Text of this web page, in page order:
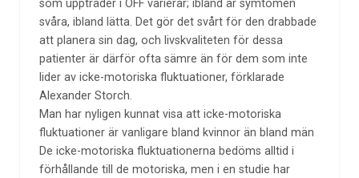
som uppträder i OFF varierar; ibland är symtomen
svåra, ibland lätta. Det gör det svårt för den drabbade
att planera sin dag, och livskvaliteten för dessa
patienter är därför ofta sämre än för dem som inte
lider av icke-motoriska fluktuationer, förklarade
Alexander Storch.
Man har nyligen kunnat visa att icke-motoriska
fluktuationer är vanligare bland kvinnor än bland män
De icke-motoriska fluktuationerna bedöms alltid i
förhållande till de motoriska, men i en studie har